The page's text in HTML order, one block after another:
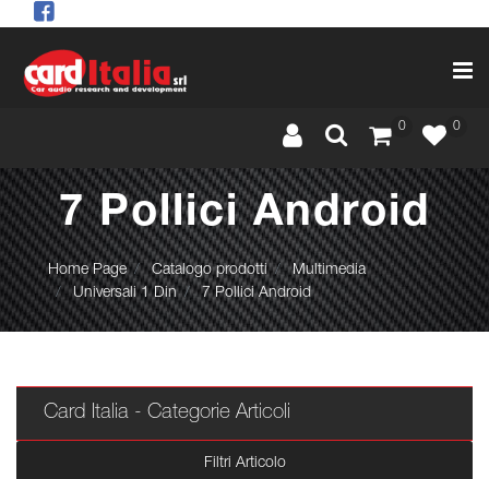
0 0
7 Pollici Android
Home Page Catalogo prodotti
Multimedia
Universali 1 Din
7 Pollici Android
Card Italia - Categorie Articoli
Filtri Articolo